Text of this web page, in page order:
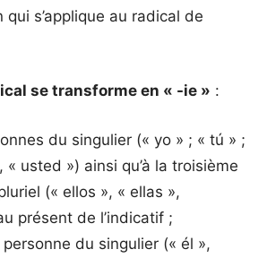
s’applique au radical de
se transforme en « -ie » :
du singulier (« yo » ; « tú » ;
« usted ») ainsi qu’à la troisième
(« ellos », « ellas »,
présent de l’indicatif ;
du singulier (« él »,